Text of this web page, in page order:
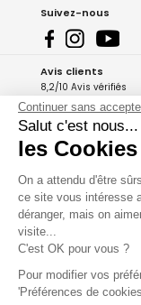
Suivez-nous
Avis clients
8,2/10 Avis vérifiés
L'Appli Phox
A propos de Phox
Services et
Continuer sans
Salut c'est nous...
les Cookies
On a attendu d'être
ce site vous intéresse
déranger, mais on
visite...
C'est OK pour vous ?
Pour modifier vos
'Préférences de